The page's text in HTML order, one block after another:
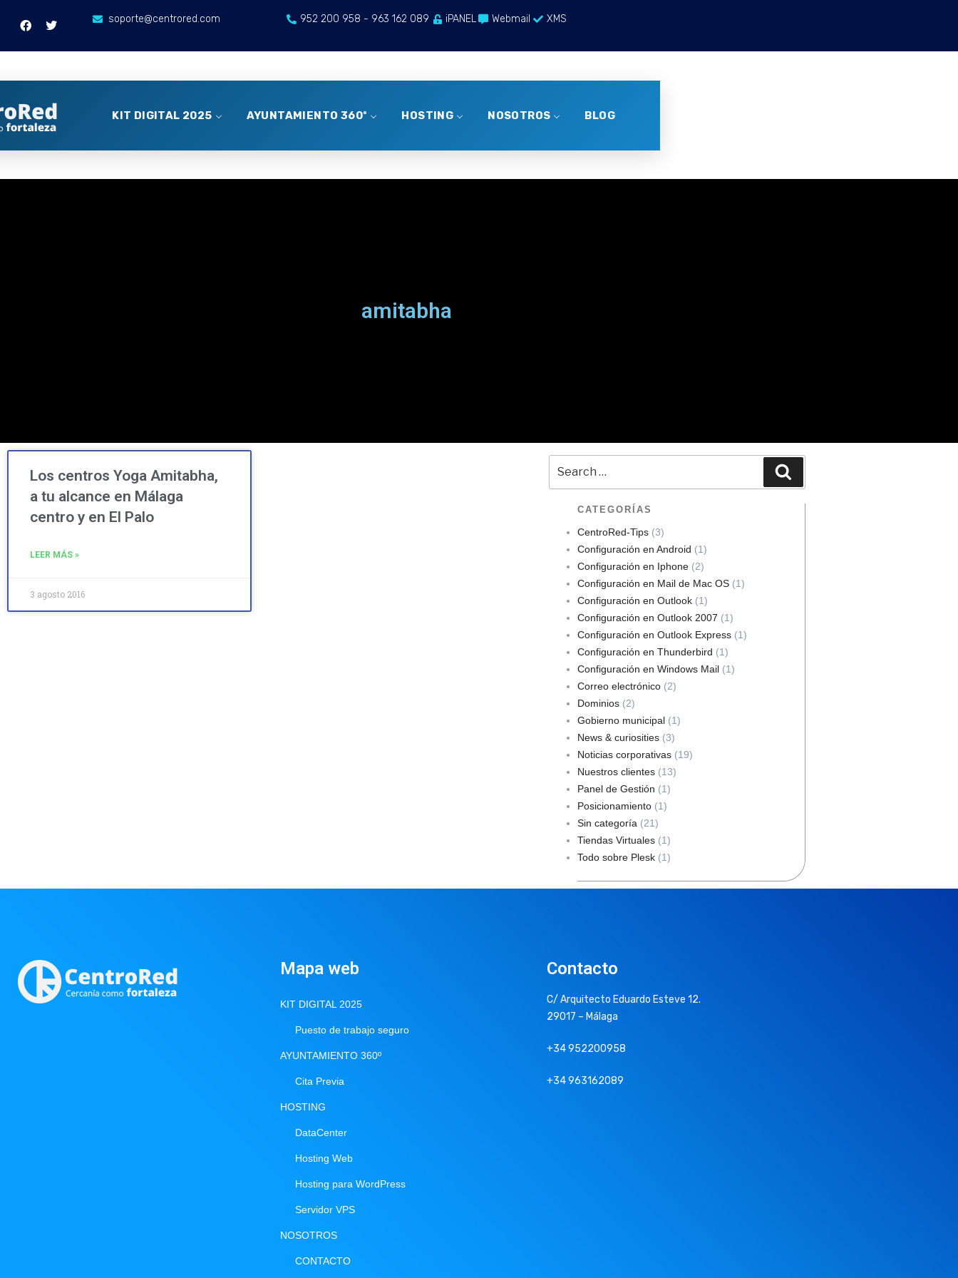
soporte@centrored.com 952 200 958 - 963 162 089 iPANEL Webmail XMS
KIT DIGITAL 2025 AYUNTAMIENTO 360º HOSTING NOSOTROS BLOG
amitabha
Los centros Yoga Amitabha,
a tu alcance en Málaga
centro y en El Palo
LEER MÁS »
3 agosto 2016
CATEGORÍAS
CentroRed-Tips(3)
Configuración en Android (1)
Configuración en Iphone(2)
Configuración en Mail de Mac OS(1)
Configuración en Outlook(1)
Configuración en Outlook 2007 (1)
Configuración en Outlook Express(1)
Configuración en Thunderbird (1)
Configuración en Windows Mail(1)
Correo electrónico(2)
Dominios(2)
Gobierno municipal(1)
News & curiosities(3)
Noticias corporativas(19)
Nuestros clientes(13)
Panel de Gestión (1)
Posicionamiento(1)
Sin categoría (21)
Tiendas Virtuales(1)
Todo sobre Plesk(1)
Mapa web
KIT DIGITAL 2025
Puesto de trabajo seguro
AYUNTAMIENTO 360º
Cita Previa
HOSTING
DataCenter
Hosting Web
Hosting para WordPress
Servidor VPS
NOSOTROS
CONTACTO
Contacto
C/ Arquitecto Eduardo Esteve 12.
29017 – Málaga
+34 952200958
+34 963162089